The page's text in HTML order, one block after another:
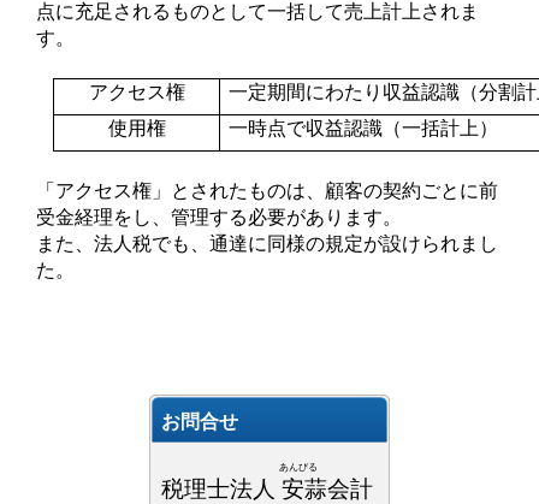
点に充足されるものとして一括して売上計上されま
す。
アクセス権
一定期間にわたり収益認識（分割
使用権
一時点で収益認識（一括計上）
「アクセス権」とされたものは、顧客の契約ごとに前
受金経理をし、管理する必要があります。
また、法人税でも、通達に同様の規定が設けられまし
た。
お問合せ
あんびる
税理士法人 安蒜会計